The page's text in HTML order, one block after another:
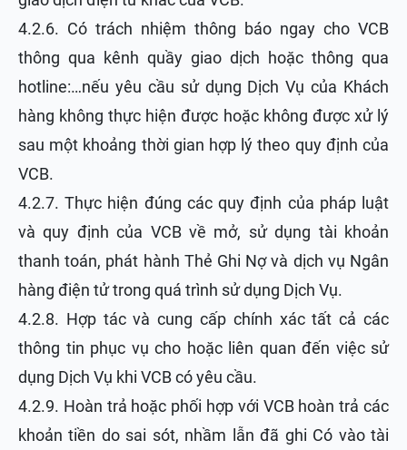
4.2.6. Có trách nhiệm thông báo ngay cho VCB
thông qua kênh quầy giao dịch hoặc thông qua
hotline:…nếu yêu cầu sử dụng Dịch Vụ của Khách
hàng không thực hiện được hoặc không được xử lý
sau một khoảng thời gian hợp lý theo quy định của
VCB.
4.2.7. Thực hiện đúng các quy định của pháp luật
và quy định của VCB về mở, sử dụng tài khoản
thanh toán, phát hành Thẻ Ghi Nợ và dịch vụ Ngân
hàng điện tử trong quá trình sử dụng Dịch Vụ.
4.2.8. Hợp tác và cung cấp chính xác tất cả các
thông tin phục vụ cho hoặc liên quan đến việc sử
dụng Dịch Vụ khi VCB có yêu cầu.
4.2.9. Hoàn trả hoặc phối hợp với VCB hoàn trả các
khoản tiền do sai sót, nhầm lẫn đã ghi Có vào tài